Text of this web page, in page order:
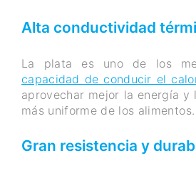
Alta conductividad
La plata es uno de los
capacidad de conducir el
aprovechar mejor la energía y
más uniforme de los alimentos.
Gran resistencia y